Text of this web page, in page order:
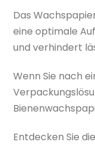
Das
eine optimale
und verhindert
Wenn Sie nach
Entdecken Sie